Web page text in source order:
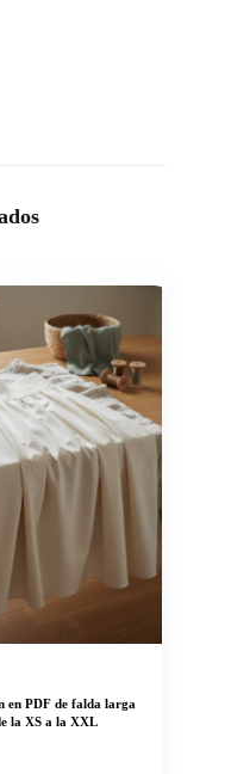
en PDF de falda larga
la XS a la XXL